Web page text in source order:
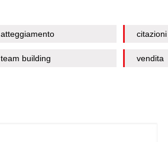
atteggiamento citazioni
team building vendita